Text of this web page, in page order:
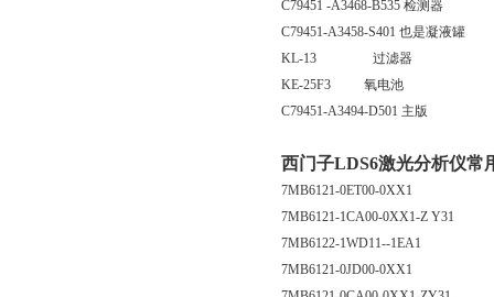
C79451 -A3468-B535 检测器
C79451-A3458-S401 也是凝液罐
KL-13 过滤器
KE-25F3 氧电池
C79451-A3494-D501 主版
西门子LDS6激光分析仪常
7MB6121-0ET00-0XX1
7MB6121-1CA00-0XX1-Z Y31
7MB6122-1WD11--1EA1
7MB6121-0JD00-0XX1